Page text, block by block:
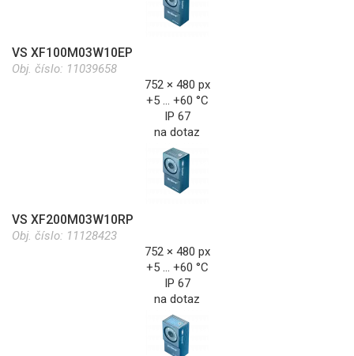
VS XF100M03W10EP
Obj. číslo: 11039658
752 × 480 px
+5 … +60 °C
IP 67
na dotaz
VS XF200M03W10RP
Obj. číslo: 11128423
752 × 480 px
+5 … +60 °C
IP 67
na dotaz